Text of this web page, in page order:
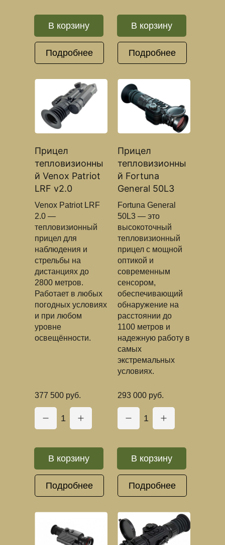
В корзину
Подробнее
В корзину
Подробнее
Прицел
тепловизионны
й Venox Patriot
LRF v2.0
Venox Patriot LRF
2.0 —
тепловизионный
прицел для
наблюдения и
стрельбы на
дистанциях до
2800 метров.
Работает в любых
погодных условиях
и при любом
уровне
освещённости.
377 500 руб.
1
В корзину
Подробнее
Прицел
тепловизионны
й Fortuna
General 50L3
Fortuna General
50L3 — это
высокоточный
тепловизионный
прицел с мощной
оптикой и
современным
сенсором,
обеспечивающий
обнаружение на
расстоянии до
1100 метров и
надежную работу в
самых
экстремальных
условиях.
293 000 руб.
1
В корзину
Подробнее